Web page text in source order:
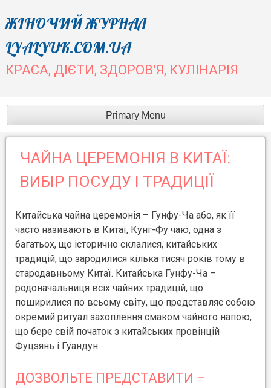
Skip
content
ЖІНОЧИЙ ЖУРНАЛ
LYALYUK.COM.UA
КРАСА, ДІЄТИ, ЗДОРОВ'Я, КУЛІНАРІЯ
Primary Menu
ЧАЙНА ЦЕРЕМОНІЯ В КИТАЇ:
ВИБІР ПОСУДУ І ТРАДИЦІЇ
Китайська чайна церемонія – Гунфу-Ча або, як її
часто називають в Китаї, Кунг-Фу чаю, одна з
багатьох, що історично склалися, китайських
традицій, що зародилися кілька тисяч років тому в
стародавньому Китаї. Китайська Гунфу-Ча –
родоначальниця всіх чайних традицій, що
поширилися по всьому світу, що представляє собою
окремий ритуал захоплення смаком чайного напою,
що бере свій початок з китайських провінцій
Фуцзянь і Гуандун.
ДОЗВОЛЬТЕ ПРЕДСТАВИТИ –